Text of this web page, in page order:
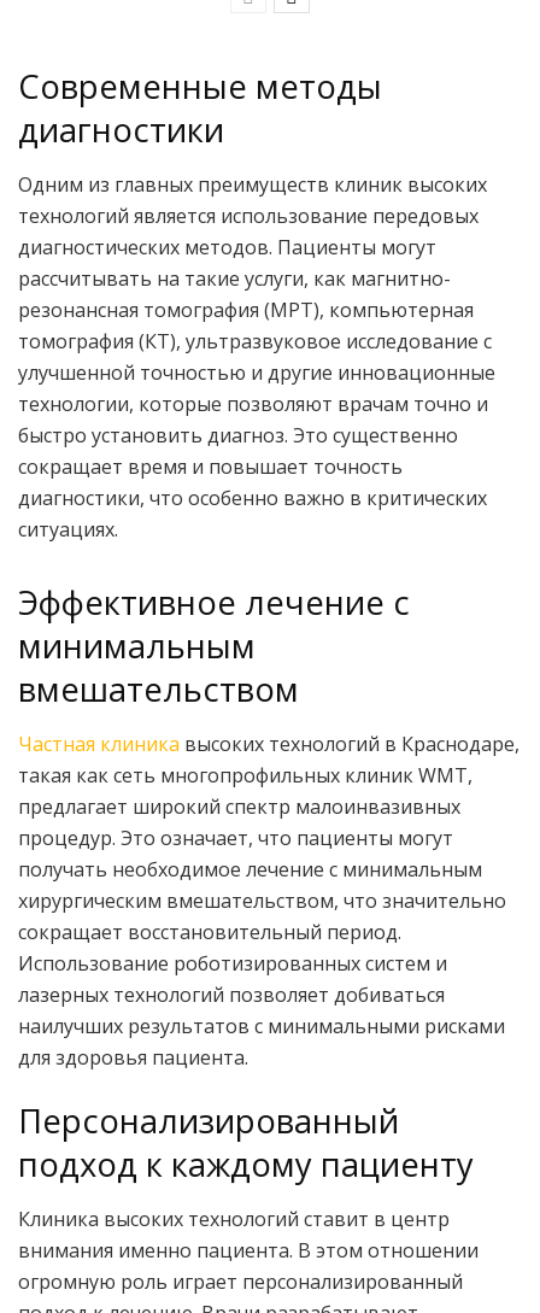
Современные методы
диагностики
Одним из главных преимуществ клиник высоких
технологий является использование передовых
диагностических методов. Пациенты могут
рассчитывать на такие услуги, как магнитно-
резонансная томография (МРТ), компьютерная
томография (КТ), ультразвуковое исследование с
улучшенной точностью и другие инновационные
технологии, которые позволяют врачам точно и
быстро установить диагноз. Это существенно
сокращает время и повышает точность
диагностики, что особенно важно в критических
ситуациях.
Эффективное лечение с
минимальным
вмешательством
Частная клиника высоких технологий в Краснодаре,
такая как сеть многопрофильных клиник WMT,
предлагает широкий спектр малоинвазивных
процедур. Это означает, что пациенты могут
получать необходимое лечение с минимальным
хирургическим вмешательством, что значительно
сокращает восстановительный период.
Использование роботизированных систем и
лазерных технологий позволяет добиваться
наилучших результатов с минимальными рисками
для здоровья пациента.
Персонализированный
подход к каждому пациенту
Клиника высоких технологий ставит в центр
внимания именно пациента. В этом отношении
огромную роль играет персонализированный